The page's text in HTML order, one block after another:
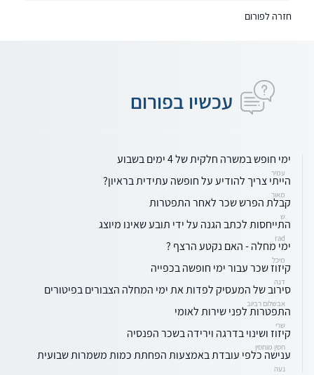
חזרה לפורום
עכשיו בפורום
ימי חופש במשרה חלקית של 4 ימים בשבוע
עמיר
הייתי צריך להודיע על חופשה עתידית בראיון?
מאור
קבלת הפרש שכר לאחר התפטרות
ש
התייחסות לכתב הגנה על ידי תובע שאינו מיוצג
rad
ימי מחלה - האם נקטע הרצף ?
מיכל
קיזוז שכר עבור ימי חופשה בכפייה
דנה
סירוב של המעסיק לפדות את ימי המחלה הצבורים בפיטורים
אבשלום רביוב
התפטרות לפני שירות לאומי
שרי
קיזוז ושינוי בדרגה וירידה בשכר הפנסיה
חסין מוחסין
ענישה כלפי עובדת באמצעות הפחתת כמות משמרות שבועית
נעה